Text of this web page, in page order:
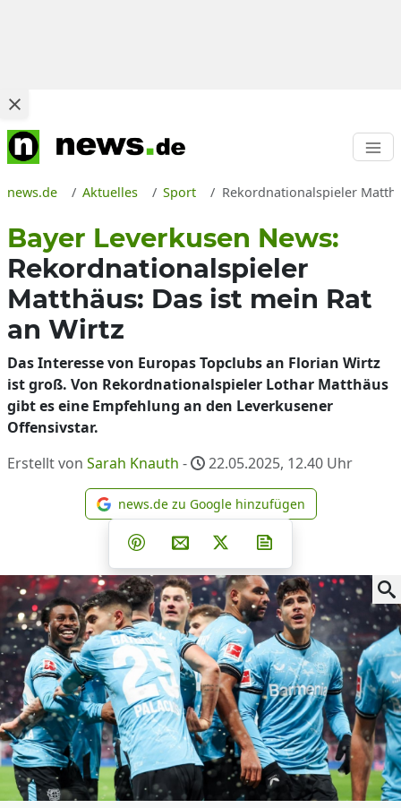
news.de Aktuelles Sport Rekordnationalspieler
Bayer Leverkusen News:
Rekordnationalspieler
Matthäus: Das ist mein Rat
an Wirtz
Das Interesse von Europas Topclubs an Florian Wirtz
ist groß. Von Rekordnationalspieler Lothar Matthäus
gibt es eine Empfehlung an den Leverkusener
Offensivstar.
Erstellt von Sarah Knauth - 22.05.2025, 12.40 Uhr
news.de zu Google
news.de zu Google hinzufügen
Teilen auf Facebook
Teilen auf Whatsapp
Teilen auf Telegram
Teilen auf Pinterest
Per E-Mail teilen
Post auf X